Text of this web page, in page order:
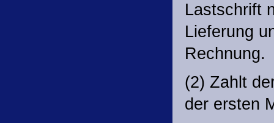
Lastschrift
Lieferung
Rechnung.
(2) Zahlt
der ersten